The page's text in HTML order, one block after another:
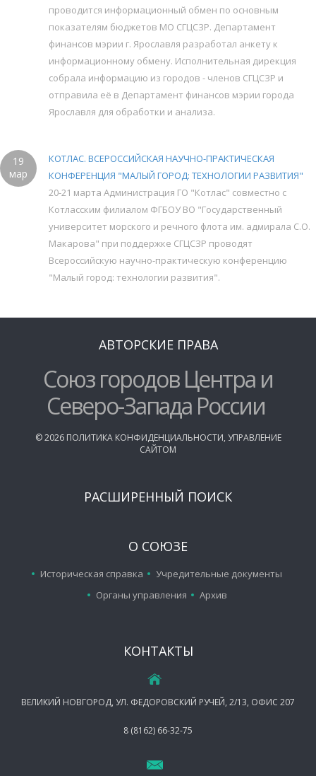
проводится информационный обмен по основным
показателям бюджетов МО СГЦСЗР. Департамент
финансов мэрии г. Ярославля разработал анкету к
информационному обмену. Исполнительная дирекция
собрала информацию из городов - членов СГЦСЗР и
отправила её в Департамент финансов мэрии города
Ярославля для обработки и анализа.
19
мар
КОТЛАС. ВСЕРОССИЙСКАЯ НАУЧНО-ПРАКТИЧЕСКАЯ
КОНФЕРЕНЦИЯ "МАЛЫЙ ГОРОД: ТЕХНОЛОГИИ РАЗВИТИЯ"
20-21 марта Администрация ГО "Котлас" совместно с
Котласским филиалом ФГБОУ ВО "Государственный
университет морского и речного флота им. адмирала С.О.
Макарова" при поддержке СГЦСЗР проводят
Всероссийскую научно-практическую конференцию
"Малый город: технологии развития".
АВТОРСКИЕ ПРАВА
Союз городов Центра и
Северо-Запада России
©2026 ПОЛИТИКА КОНФИДЕНЦИАЛЬНОСТИ, УПРАВЛЕНИЕ
САЙТОМ
РАСШИРЕННЫЙ ПОИСК
О СОЮЗЕ
Историческая справка
Учредительные документы
Органы управления
Архив
КОНТАКТЫ
ВЕЛИКИЙ НОВГОРОД, УЛ. ФЕДОРОВСКИЙ РУЧЕЙ, 2/13, ОФИС 207
8 (8162) 66-32-75